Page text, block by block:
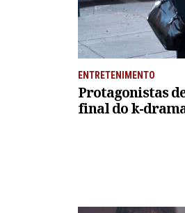
ENTRETENIMENTO
Protagonistas
final do k-